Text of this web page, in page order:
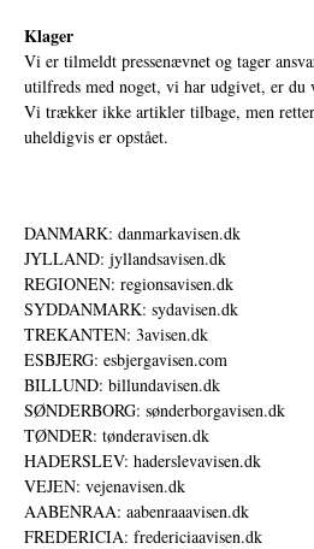
Klager
Vi er tilmeldt pressenævnet og tager
utilfreds med noget, vi har udgivet, er du
Vi trækker ikke artikler tilbage, men
uheldigvis er opstået.
DANMARK: danmarkavisen.dk
JYLLAND: jyllandsavisen.dk
REGIONEN: regionsavisen.dk
SYDDANMARK: sydavisen.dk
TREKANTEN: 3avisen.dk
ESBJERG: esbjergavisen.com
BILLUND: billundavisen.dk
SØNDERBORG: sønderborgavisen.dk
TØNDER: tønderavisen.dk
HADERSLEV: haderslevavisen.dk
VEJEN: vejenavisen.dk
AABENRAA: aabenraaavisen.dk
FREDERICIA: fredericiaavisen.dk